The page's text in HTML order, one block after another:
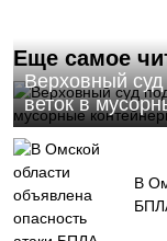
Еще самое
Верховный
веток в
В